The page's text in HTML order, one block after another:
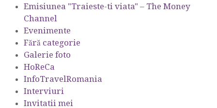
Emisiunea "Traieste-ti viata" – The Money
Channel
Evenimente
Fără categorie
Galerie foto
HoReCa
InfoTravelRomania
Interviuri
Invitatii mei